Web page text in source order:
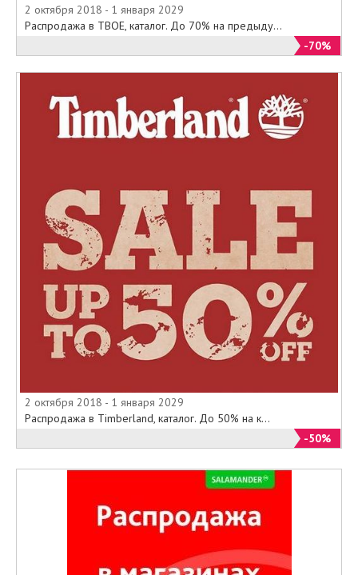
2 октября 2018 - 1 января 2029
Распродажа в ТВОЕ, каталог. До 70% на предыду...
-70%
2 октября 2018 - 1 января 2029
Распродажа в Timberland, каталог. До 50% на к...
-50%